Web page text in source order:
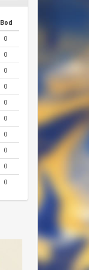
Bod
0
0
0
0
0
0
0
0
0
0